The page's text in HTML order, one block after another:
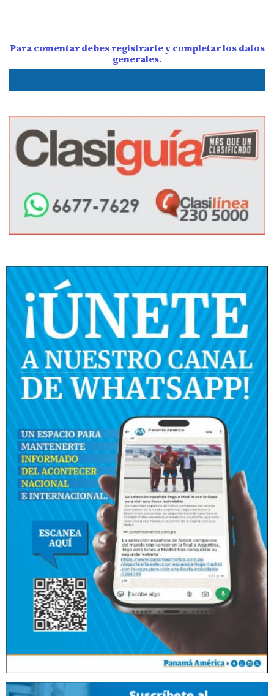
Para comentar debes registrarte y completar los datos
generales.